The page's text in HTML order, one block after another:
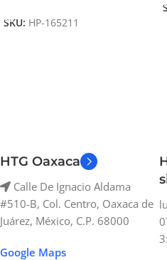
SKU: HP-165211
HTG Oaxaca
Calle De Ignacio Aldama
#510-B, Col. Centro, Oaxaca de
Juárez, México, C.P. 68000
Google Maps